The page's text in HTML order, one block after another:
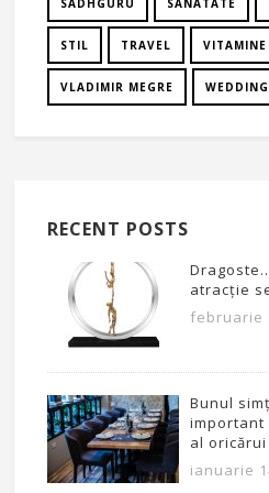
STIL TRAVEL VITAMINE
VLADIMIR MEGRE
RECENT POSTS
atracție
februarie
Bunul
important
al
ianuarie